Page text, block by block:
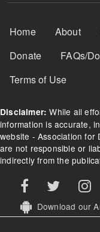
Footer Menu
Home About
Donate
FAQs/
Terms of Use
Disclaimer: While all
information is accurate,
website - Association for
are not responsible or
indirectly from the
Download our